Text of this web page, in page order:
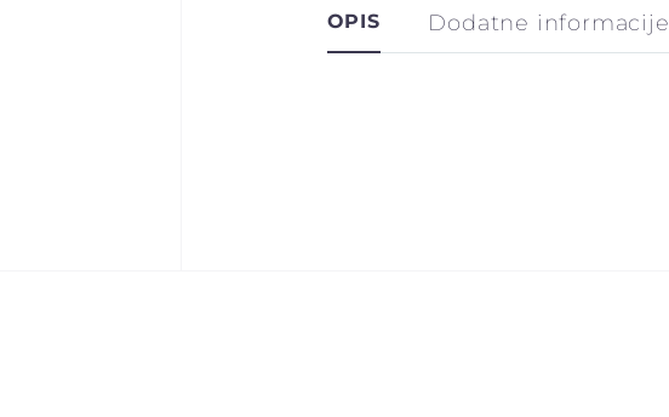
OPIS Dodatne informacije